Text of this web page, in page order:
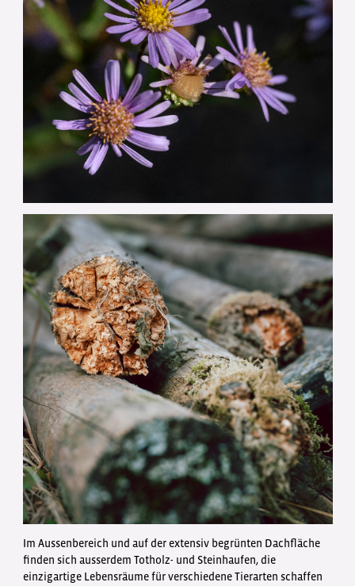
Im Aussenbereich und auf der extensiv begrünten Dachfläche
finden sich ausserdem Totholz- und Steinhaufen, die
einzigartige Lebensräume für verschiedene Tierarten schaffen